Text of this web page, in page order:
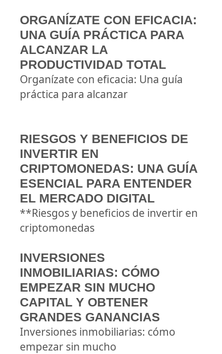
ORGANÍZATE CON EFICACIA:
UNA GUÍA PRÁCTICA PARA
ALCANZAR LA
PRODUCTIVIDAD TOTAL
Organízate con eficacia: Una guía
práctica para alcanzar
RIESGOS Y BENEFICIOS DE
INVERTIR EN
CRIPTOMONEDAS: UNA GUÍA
ESENCIAL PARA ENTENDER
EL MERCADO DIGITAL
**Riesgos y beneficios de invertir en
criptomonedas
INVERSIONES
INMOBILIARIAS: CÓMO
EMPEZAR SIN MUCHO
CAPITAL Y OBTENER
GRANDES GANANCIAS
Inversiones inmobiliarias: cómo
empezar sin mucho